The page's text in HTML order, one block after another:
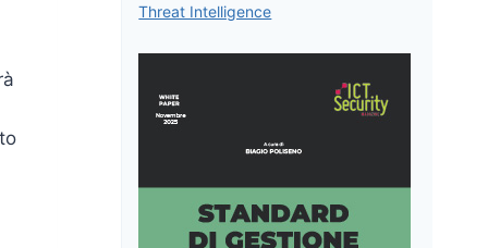
Threat Intelligence